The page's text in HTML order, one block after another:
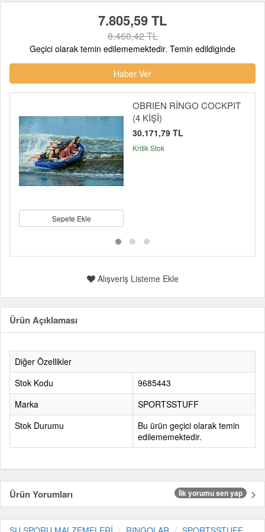
7.805,59 TL
8.460,42 TL
Geçici olarak temin edilememektedir. Temin edildiginde
Haber Ver
Sepete Ekle
OBRIEN RİNGO COCKPIT
(4 KİŞİ)
30.171,79 TL
Kritik Stok
Alışveriş Listeme Ekle
Ürün Açıklaması
Diğer Özellikler
Stok Kodu
9685443
Marka
SPORTSSTUFF
Stok Durumu
Bu ürün geçici olarak temin
edilememektedir.
Ürün Yorumları İlk yorumu sen yap